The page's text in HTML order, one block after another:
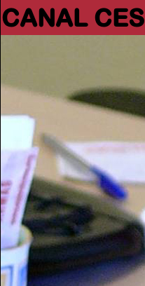
CANAL CES